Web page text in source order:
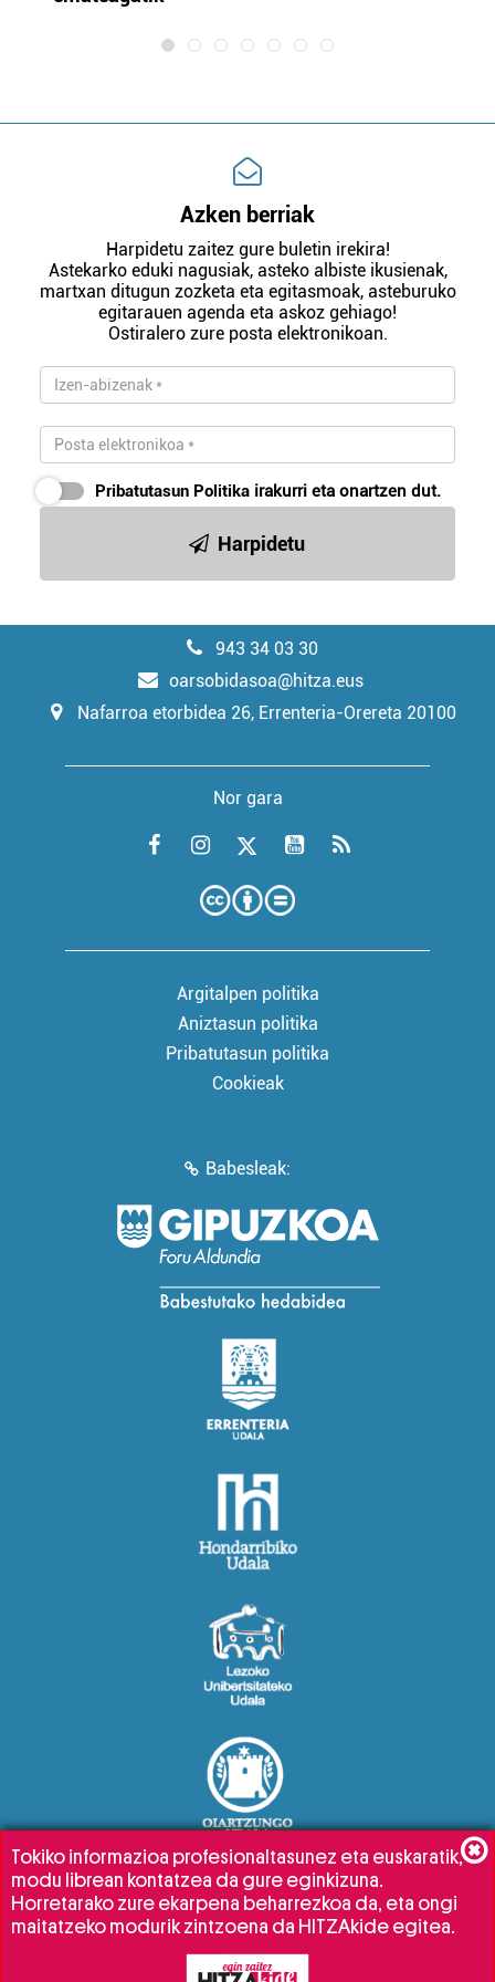
Azken berriak
Harpidetu zaitez gure buletin irekira!
Astekarko eduki nagusiak, asteko albiste ikusienak,
martxan ditugun zozketa eta egitasmoak, asteburuko
egitarauen agenda eta askoz gehiago!
Ostiralero zure posta elektronikoan.
Pribatutasun Politika irakurri eta onartzen dut.
Harpidetu
943 34 03 30
oarsobidasoa@hitza.eus
Nafarroa etorbidea 26, Errenteria-Orereta 20100
Nor gara
Argitalpen politika
Aniztasun politika
Pribatutasun politika
Cookieak
Babesleak:
Tokiko informazioa profesionaltasunez eta euskaratik,
modu librean kontatzea da gure eginkizuna.
Horretarako zure ekarpena beharrezkoa da, eta ongi
maitatzeko modurik zintzoena da HITZAkide egitea.